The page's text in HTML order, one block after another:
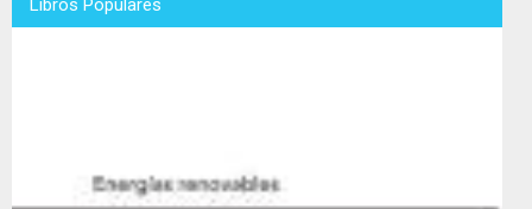
Libros Populares